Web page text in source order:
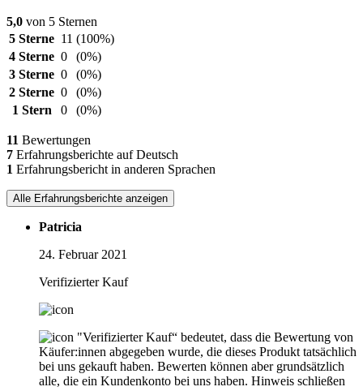
5,0 von 5 Sternen
5 Sterne 11 (100%)
4 Sterne 0
(0%)
3 Sterne 0
(0%)
2 Sterne 0
(0%)
1 Stern
0 (0%)
11 Bewertungen
7 Erfahrungsberichte auf Deutsch
1 Erfahrungsbericht in anderen Sprachen
Alle Erfahrungsberichte anzeigen
Patricia
24. Februar 2021
Verifizierter Kauf
"Verifizierter Kauf“ bedeutet, dass die Bewertung von
Käufer:innen abgegeben wurde, die dieses Produkt tatsächlich
bei uns gekauft haben. Bewerten können aber grundsätzlich
alle, die ein Kundenkonto bei uns haben. Hinweis schließen